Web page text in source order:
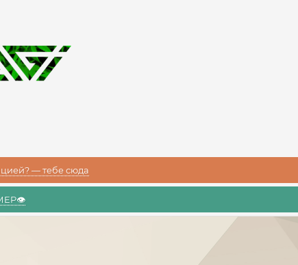
— тебе сюда